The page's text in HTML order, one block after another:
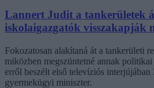
Lannert Judit a tankerületek
iskolaigazgatók visszakapják
Fokozatosan alakítaná át a tankerületi
miközben megszüntetné annak
erről beszélt első televíziós interjújában
gyermekügyi miniszter.